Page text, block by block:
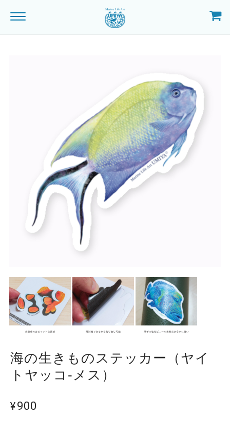
海の生きものステッカー（ヤイ
トヤッコ-メス）
¥900